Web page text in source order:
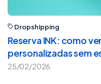
Dropshipping
Reserva INK: como
personalizadas sem
25/02/2026